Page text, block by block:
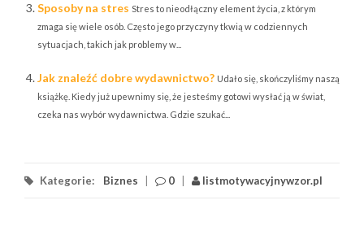
Sposoby na stres Stres to nieodłączny element życia, z którym
zmaga się wiele osób. Często jego przyczyny tkwią w codziennych
sytuacjach, takich jak problemy w...
Jak znaleźć dobre wydawnictwo? Udało się, skończyliśmy naszą
książkę. Kiedy już upewnimy się, że jesteśmy gotowi wysłać ją w świat,
czeka nas wybór wydawnictwa. Gdzie szukać...
Kategorie: Biznes 0 listmotywacyjnywzor.pl